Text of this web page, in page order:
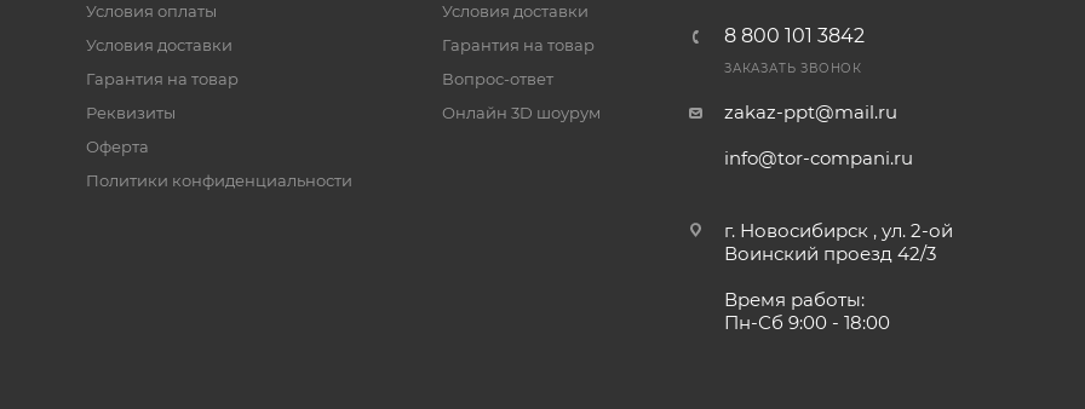
Условия оплаты
Условия доставки
Гарантия на товар
Реквизиты
Оферта
Политики конфиденциальности
Условия доставки
Гарантия на товар
Вопрос-ответ
Онлайн 3D шоурум
8 800 101 3842
ЗАКАЗАТЬ ЗВОНОК
zakaz-ppt@mail.ru
info@tor-compani.ru
г. Новосибирск , ул. 2-ой
Воинский проезд 42/3
Время работы:
Пн-Сб 9:00 - 18:00